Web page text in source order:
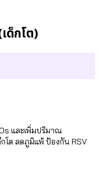
ด็กโต)
และเพิ่มปริมาณ
โต ลดภูมิแพ้ ป้องกัน RSV